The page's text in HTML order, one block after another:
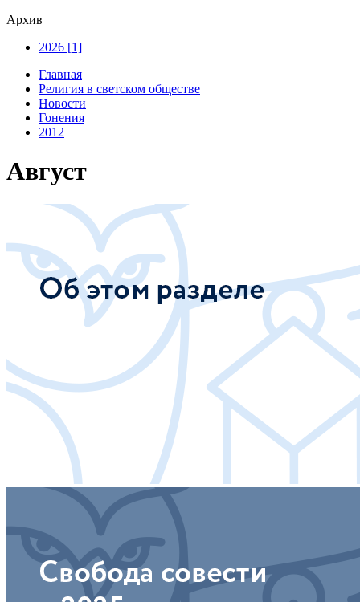
Архив
2026 [1]
Главная
Религия в светском обществе
Новости
Гонения
2012
Август